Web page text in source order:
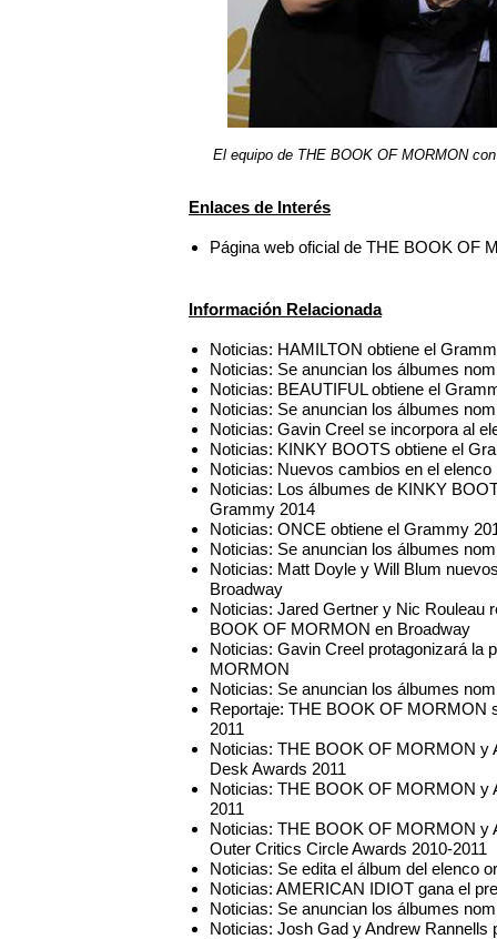
El equipo de THE BOOK OF MORMON
Enlaces de Interés
Página web oficial de THE BOOK OF
Información Relacionada
Noticias: HAMILTON obtiene el
Noticias: Se anuncian los álbumes
Noticias: BEAUTIFUL obtiene el
Noticias: Se anuncian los álbumes
Noticias: Gavin Creel se incorpora al
Noticias: KINKY BOOTS obtiene el
Noticias: Nuevos cambios en el
Noticias: Los álbumes de KINKY
Grammy 2014
Noticias: ONCE obtiene el Grammy
Noticias: Se anuncian los álbumes
Noticias: Matt Doyle y Will Blum
Broadway
Noticias: Jared Gertner y Nic Rouleau
BOOK OF MORMON en Broadway
Noticias: Gavin Creel protagonizará la
MORMON
Noticias: Se anuncian los álbumes
Reportaje: THE BOOK OF MORMON
2011
Noticias: THE BOOK OF MORMON y
Desk Awards 2011
Noticias: THE BOOK OF MORMON y
2011
Noticias: THE BOOK OF MORMON y
Outer Critics Circle Awards 2010-2011
Noticias: Se edita el álbum del elenco
Noticias: AMERICAN IDIOT gana el
Noticias: Se anuncian los álbumes
Noticias: Josh Gad y Andrew